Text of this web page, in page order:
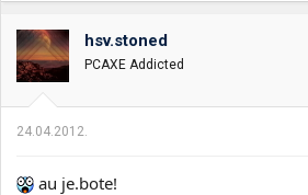
hsv.stoned
PCAXE Addicted
24.04.2012.
au je.bote!